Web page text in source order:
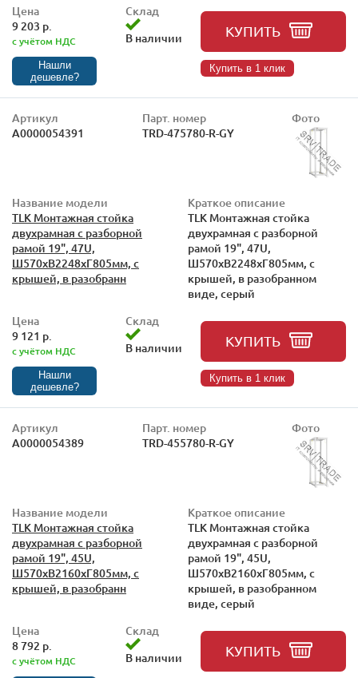
Цена
9 203 р.
с учётом НДС
Нашли
дешевле?
Склад
В наличии
КУПИТЬ
Купить в 1 клик
Артикул
А0000054391
Парт. номер
TRD-475780-R-GY
Фото
Название модели
TLK Монтажная стойка
двухрамная с разборной
рамой 19", 47U,
Ш570xВ2248xГ805мм, с
крышей, в разобранн
Краткое описание
TLK Монтажная стойка
двухрамная с разборной
рамой 19", 47U,
Ш570xВ2248xГ805мм, с
крышей, в разобранном
виде, серый
Цена
9 121 р.
с учётом НДС
Нашли
дешевле?
Склад
В наличии
КУПИТЬ
Купить в 1 клик
Артикул
А0000054389
Парт. номер
TRD-455780-R-GY
Фото
Название модели
TLK Монтажная стойка
двухрамная с разборной
рамой 19", 45U,
Ш570xВ2160xГ805мм, с
крышей, в разобранн
Краткое описание
TLK Монтажная стойка
двухрамная с разборной
рамой 19", 45U,
Ш570xВ2160xГ805мм, с
крышей, в разобранном
виде, серый
Цена
8 792 р.
с учётом НДС
Склад
В наличии
КУПИТЬ